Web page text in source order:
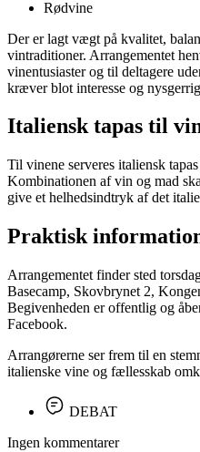
Rødvine
Der er lagt vægt på kvalitet,
vintraditioner. Arrangementet
vinentusiaster og til deltagere
kræver blot interesse og
Italiensk tapas til
Til vinene serveres italiensk
Kombinationen af vin og mad
give et helhedsindtryk af det
Praktisk
Arrangementet finder sted
Basecamp, Skovbrynet 2,
Begivenheden er offentlig og
Facebook.
Arrangørerne ser frem til en
italienske vine og fællesskab
DEBAT
Ingen kommentarer